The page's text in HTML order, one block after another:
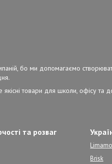
бо ми допомагаємо
якісні товари для школи, офісу
та розваг
Limamo
Brisk